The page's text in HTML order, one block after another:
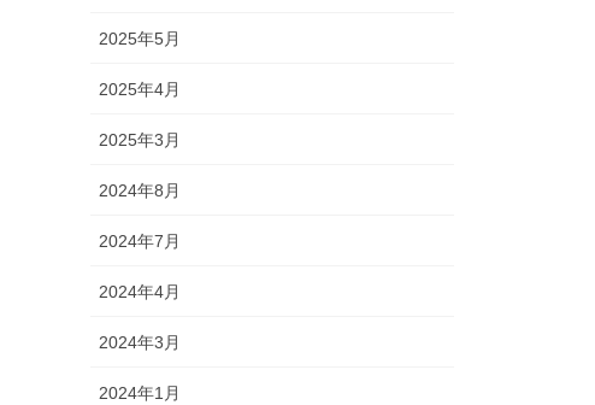
2025年5月
2025年4月
2025年3月
2024年8月
2024年7月
2024年4月
2024年3月
2024年1月